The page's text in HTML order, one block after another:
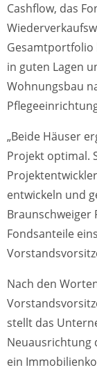
Cashflow, das
in guten Lagen
Wohnungsbau
„Beide Häuser
Projekt optimal.
entwickeln und
Braunschweiger
Fondsanteile
Nach den
stellt das
Neuausrichtung
ein